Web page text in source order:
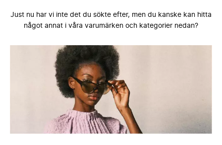
Just nu har vi inte det du sökte efter, men du kanske kan hitta
något annat i våra varumärken och kategorier nedan?